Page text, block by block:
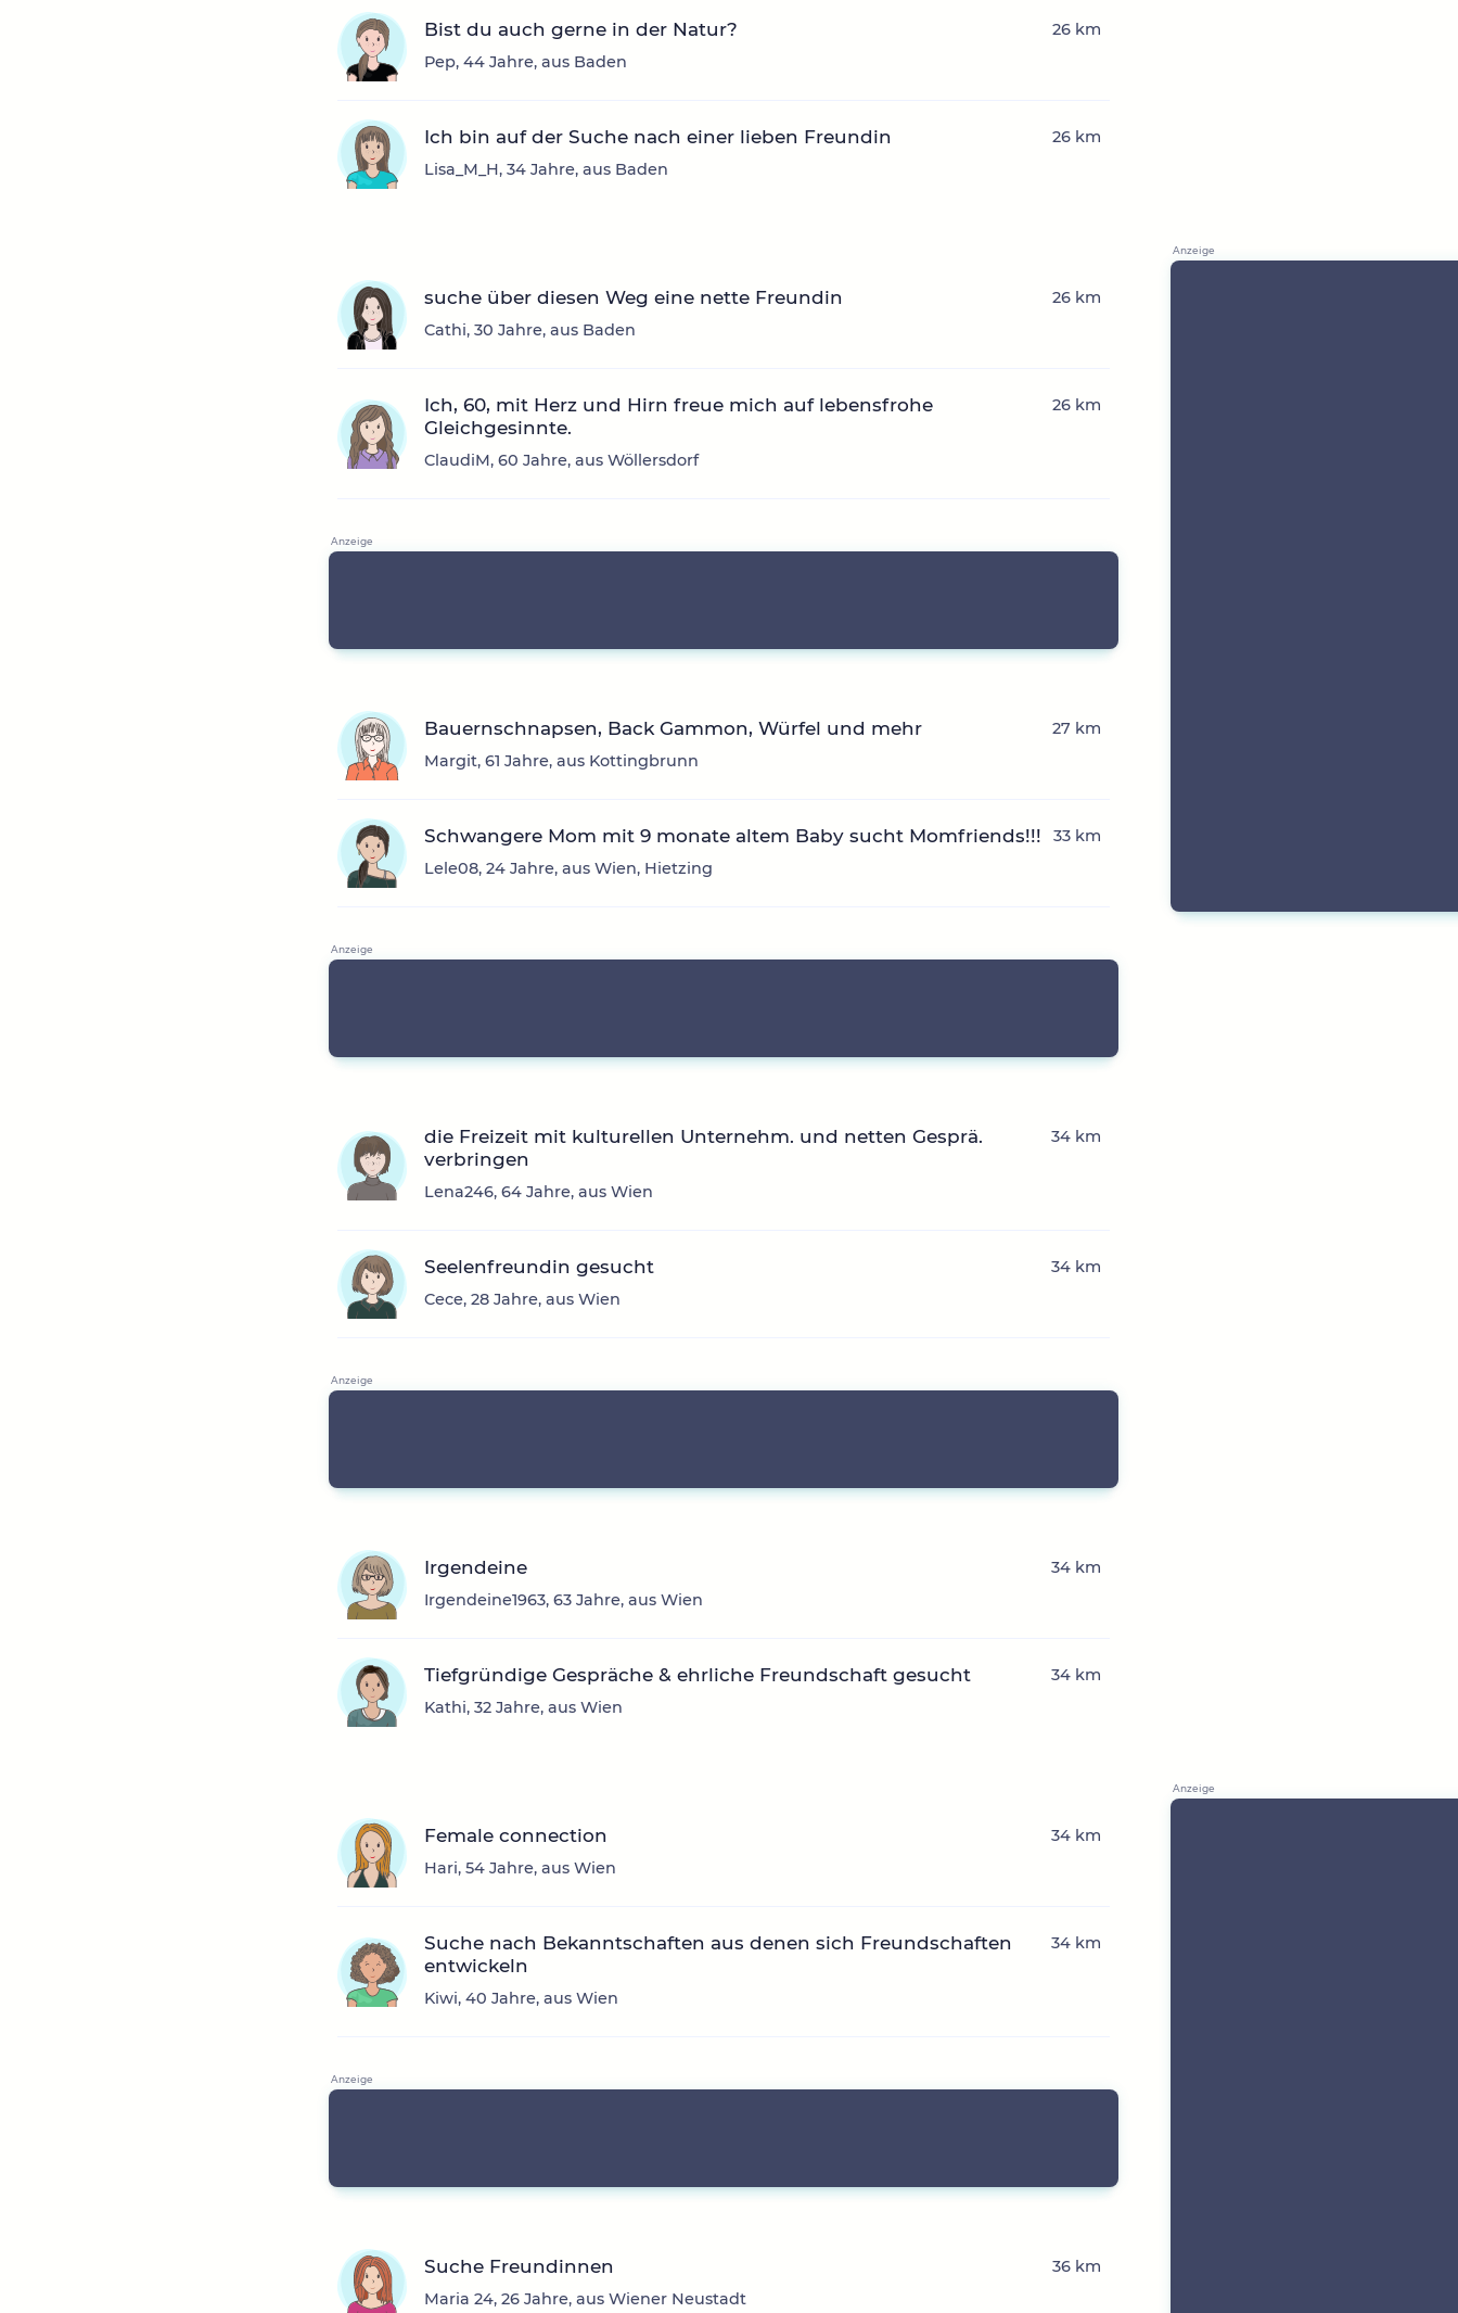
Bist du auch gerne in der Natur?
Pep, 44 Jahre, aus Baden
26 km
Ich bin auf der Suche nach einer lieben Freundin
Lisa_M_H, 34 Jahre, aus Baden
26 km
suche über diesen Weg eine nette Freundin
Cathi, 30 Jahre, aus Baden
26 km
Ich, 60, mit Herz und Hirn freue mich auf lebensfrohe
Gleichgesinnte.
ClaudiM, 60 Jahre, aus Wöllersdorf
26 km
Bauernschnapsen, Back Gammon, Würfel und mehr
Margit, 61 Jahre, aus Kottingbrunn
27 km
Schwangere Mom mit 9 monate altem Baby sucht Momfriends!!!
Lele08, 24 Jahre, aus Wien, Hietzing
33 km
die Freizeit mit kulturellen Unternehm. und netten Gesprä.
verbringen
Lena246, 64 Jahre, aus Wien
34 km
Seelenfreundin gesucht
Cece, 28 Jahre, aus Wien
34 km
Irgendeine
Irgendeine1963, 63 Jahre, aus Wien
34 km
Tiefgründige Gespräche & ehrliche Freundschaft gesucht
Kathi, 32 Jahre, aus Wien
34 km
Female connection
Hari, 54 Jahre, aus Wien
34 km
Suche nach Bekanntschaften aus denen sich Freundschaften
entwickeln
Kiwi, 40 Jahre, aus Wien
34 km
Suche Freundinnen
Maria 24, 26 Jahre, aus Wiener Neustadt
36 km